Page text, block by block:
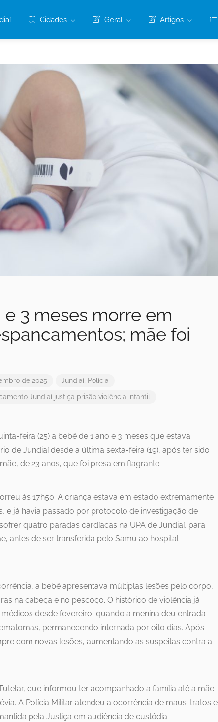
Cidades Geral Artigos
e 3 meses morre em
mãe foi
de 2025 Jundiaí Polícia
Jundiaí justiça prisão violência infantil
feira (25) a bebê de 1 ano e 3 meses que estava
de Jundiaí desde a última sexta-feira (19), após ter sido
de 23 anos, que foi presa em flagrante.
às 17h50. A criança estava em estado extremamente
e já havia passado por protocolo de investigação de
quatro paradas cardíacas na UPA de Jundiaí, para
antes de ser transferida pelo Samu ao hospital
a bebê apresentava múltiplas lesões pelo corpo,
na cabeça e no pescoço. O histórico de violência já
desde fevereiro, quando a menina deu entrada
permanecendo internada por oito dias. Após
com novas lesões, aumentando as suspeitas contra a
que informou ter acompanhado a família até a mãe
A Polícia Militar atendeu a ocorrência de maus-tratos e
pela Justiça em audiência de custódia.